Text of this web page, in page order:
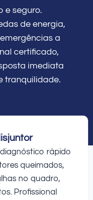
e seguro.
de energia,
a
certificado,
imediata
tranquilidade.
rápido
queimados,
no quadro,
Profissional